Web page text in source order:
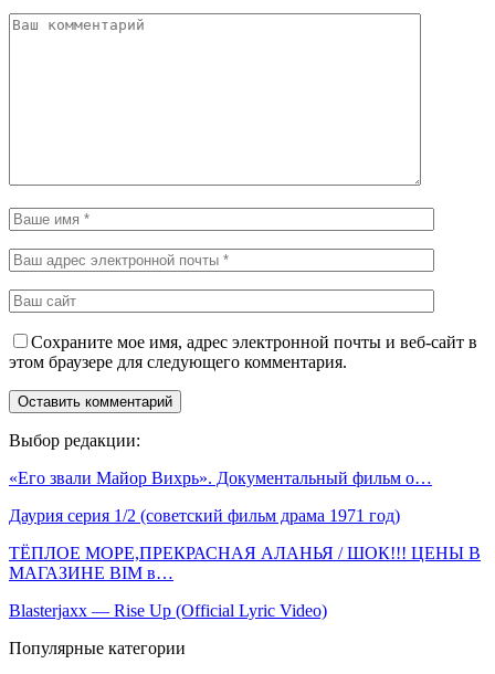
Сохраните мое имя, адрес электронной почты и веб-сайт в
этом браузере для следующего комментария.
Выбор редакции:
«Его звали Майор Вихрь». Документальный фильм о…
Даурия серия 1/2 (советский фильм драма 1971 год)
ТЁПЛОЕ МОРЕ,ПРЕКРАСНАЯ АЛАНЬЯ / ШОК!!! ЦЕНЫ В
МАГАЗИНЕ BIM в…
Blasterjaxx — Rise Up (Official Lyric Video)
Популярные категории